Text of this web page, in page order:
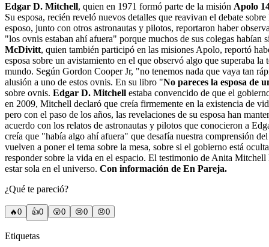
Edgar D. Mitchell, quien en 1971 formó parte de la misión Apolo
Su esposa, recién reveló nuevos detalles que reavivan el debate
esposo, junto con otros astronautas y pilotos, reportaron haber
"los ovnis estaban ahí afuera" porque muchos de sus colegas
McDivitt, quien también participó en las misiones Apolo, reportó
esposa sobre un avistamiento en el que observó algo que superaba
mundo. Según Gordon Cooper Jr, "no tenemos nada que vaya tan
alusión a uno de estos ovnis. En su libro "No pareces la esposa de
sobre ovnis. Edgar D. Mitchell estaba convencido de que el
en 2009, Mitchell declaró que creía firmemente en la existencia de
pero con el paso de los años, las revelaciones de su esposa han
acuerdo con los relatos de astronautas y pilotos que conocieron a
creía que "había algo ahí afuera" que desafía nuestra comprensión
vuelven a poner el tema sobre la mesa, sobre si el gobierno está
responder sobre la vida en el espacio. El testimonio de Anita
estar sola en el universo. Con información de En Pareja.
¿Qué te pareció?
🔥0 👍0 😲0 😢0 😠0
Etiquetas